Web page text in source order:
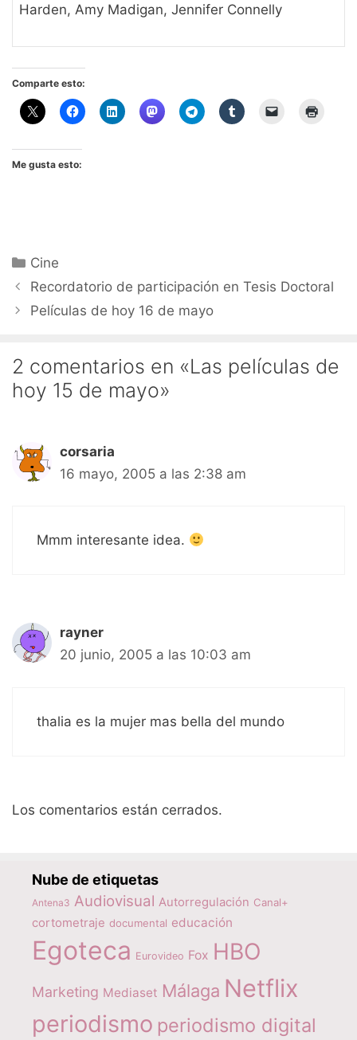
Harden, Amy Madigan, Jennifer Connelly
Comparte esto:
Me gusta esto:
Categorías
Cine
Recordatorio de participación en Tesis Doctoral
Películas de hoy 16 de mayo
2 comentarios en «Las películas de
hoy 15 de mayo»
corsaria
16 mayo, 2005 a las 2:38 am
Mmm interesante idea.
rayner
20 junio, 2005 a las 10:03 am
thalia es la mujer mas bella del mundo
Los comentarios están cerrados.
Nube de etiquetas
Antena3 Audiovisual Autorregulación Canal+
cortometraje documental educación
Egoteca Eurovideo Fox HBO
Marketing Mediaset Málaga Netflix
periodismo periodismo digital